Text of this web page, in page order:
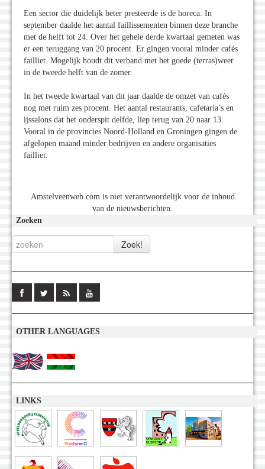
Een sector die duidelijk beter presteerde is de horeca. In
september daalde het aantal faillissementen binnen deze branche
met de helft tot 24. Over het gehele derde kwartaal gemeten was
er een teruggang van 20 procent. Er gingen vooral minder cafés
failliet. Mogelijk houdt dit verband met het goede (terras)weer
in de tweede helft van de zomer.
In het tweede kwartaal van dit jaar daalde de omzet van cafés
nog met ruim zes procent. Het aantal restaurants, cafetaria’s en
ijssalons dat het onderspit delfde, liep terug van 20 naar 13.
Vooral in de provincies Noord-Holland en Groningen gingen de
afgelopen maand minder bedrijven en andere organisaties
failliet.
Amstelveenweb.com is niet verantwoordelijk voor de inhoud
van de nieuwsberichten.
Zoeken
OTHER LANGUAGES
LINKS